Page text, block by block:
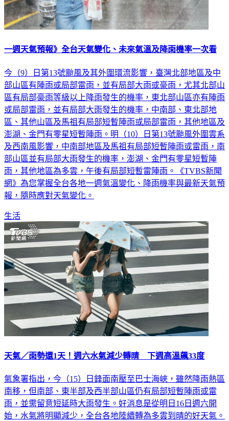
一週天氣預報》全台天氣變化、未來氣溫及降雨機率一次看
今（9）日第13號颱風及其外圍環流影響，臺灣北部地區及中
部山區有陣雨或局部雷雨，並有局部大雨或豪雨，尤其北部山
區有局部豪雨等級以上降雨發生的機率，東北部山區亦有陣雨
或局部雷雨，並有局部大雨發生的機率，中南部、東北部地
區、其他山區及馬祖有局部短暫陣雨或局部雷雨，其他地區及
澎湖、金門有零星短暫陣雨。明（10）日第13號颱風外圍雲系
及西南風影響，中南部地區及馬祖有局部短暫陣雨或雷雨，南
部山區並有局部大雨發生的機率，澎湖、金門有零星短暫陣
雨，其他地區為多雲，午後有局部短暫雷陣雨。《TVBS新聞
網》為您掌握全台各地一週氣溫變化、降雨機率與最新天氣預
報，隨時應對天氣變化。
生活
天氣／雨勢還1天！週六水氣減少轉晴 下週高溫飆33度
氣象署指出，今（15）日鋒面南壓至巴士海峽，雖然降雨熱區
南移，但南部、東半部及西半部山區仍有局部短暫陣雨或雷
雨，並需留意短延時大雨發生。好消息是從明日16日週六開
始，水氣將明顯減少，全台各地陸續轉為多雲到晴的好天氣。